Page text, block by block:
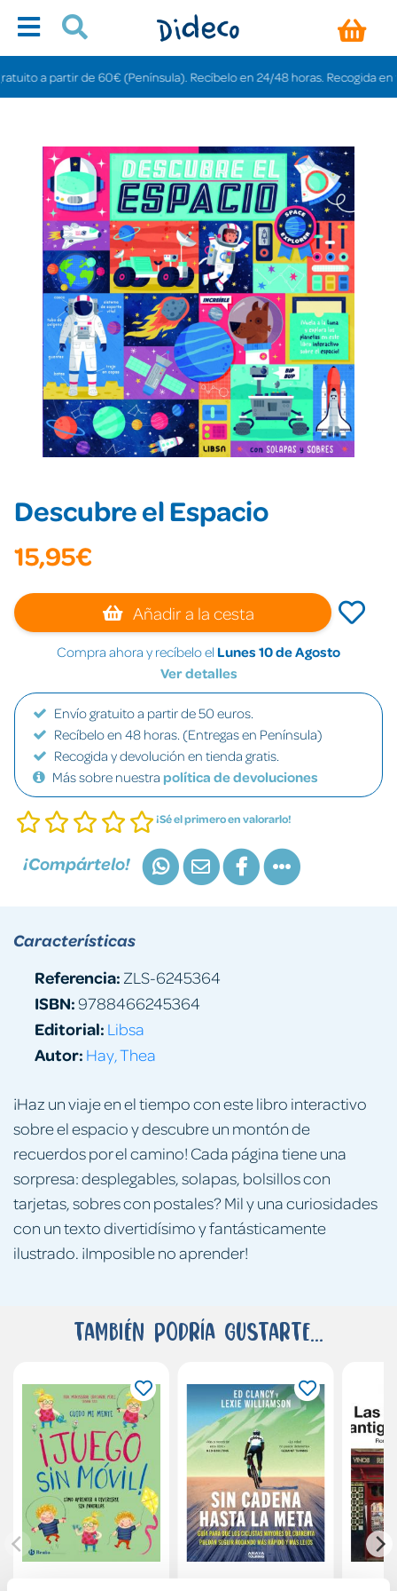
a partir de 60€ (Península). Recíbelo en 24/48 horas. Recogida en
Descubre el Espacio
15,95€
Añadir a la cesta
Compra ahora y recíbelo el Lunes 10 de Agosto
Ver detalles
Envío gratuito a partir de 50 euros.
Recíbelo en 48 horas. (Entregas en Península)
Recogida y devolución en tienda gratis.
Más sobre nuestra política de devoluciones
¡Sé el primero en valorarlo!
¡Compártelo!
¡Haz un viaje en el tiempo con este libro interactivo
sobre el espacio y descubre un montón de
recuerdos por el camino! Cada página tiene una
sorpresa: desplegables, solapas, bolsillos con
tarjetas, sobres con postales? Mil y una curiosidades
con un texto divertidísimo y fantásticamente
ilustrado. ¡Imposible no aprender!
Características
Referencia: ZLS-6245364
ISBN:9788466245364
Editorial: Libsa
Autor: Hay, Thea
También podría gustarte...